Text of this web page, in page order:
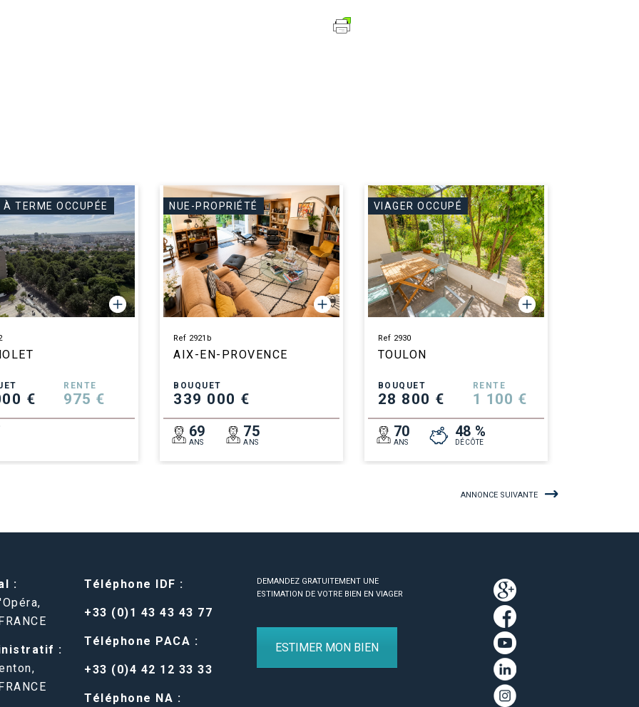
À TERME OCCUPÉE
€
RENTE
975 €
NUE-PROPRIÉTÉ
Ref 2921b
AIX-EN-PROVENCE
BOUQUET
339 000 €
69
ANS
75
ANS
VIAGER OCCUPÉ
Ref 2930
TOULON
BOUQUET
28 800 €
RENTE
1 100 €
70
ANS
48 %
DÉCÔTE
ANNONCE SUIVANTE
:
:
Téléphone IDF :
+33 (0)1 43 43 43 77
Téléphone PACA :
+33 (0)4 42 12 33 33
Téléphone NA :
DEMANDEZ GRATUITEMENT UNE
ESTIMATION DE VOTRE BIEN EN VIAGER
ESTIMER MON BIEN